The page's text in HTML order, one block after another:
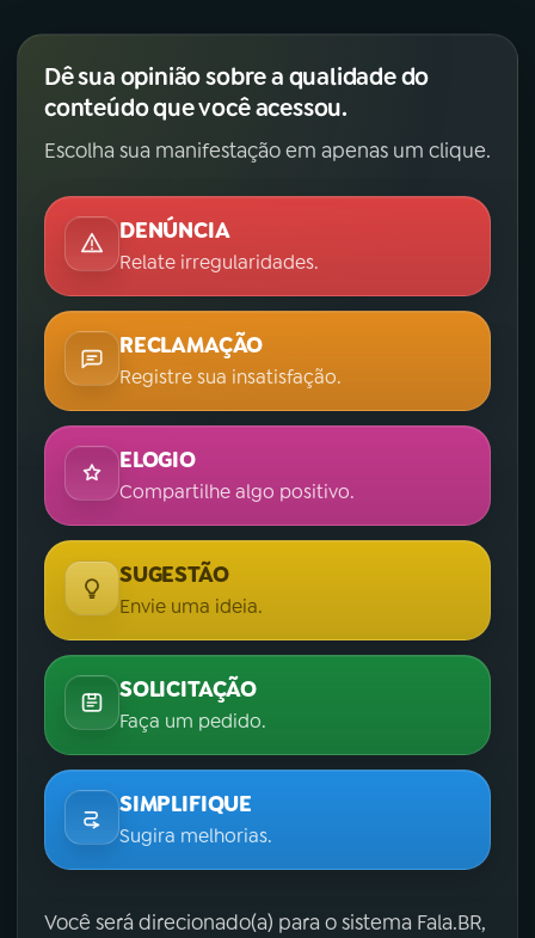
Dê sua opinião sobre a qualidade do
conteúdo que você acessou.
Escolha sua manifestação em apenas um clique.
DENÚNCIA
Relate irregularidades.
RECLAMAÇÃO
Registre sua insatisfação.
ELOGIO
Compartilhe algo positivo.
SUGESTÃO
Envie uma ideia.
SOLICITAÇÃO
Faça um pedido.
SIMPLIFIQUE
Sugira melhorias.
Você será direcionado(a) para o sistema Fala.BR,